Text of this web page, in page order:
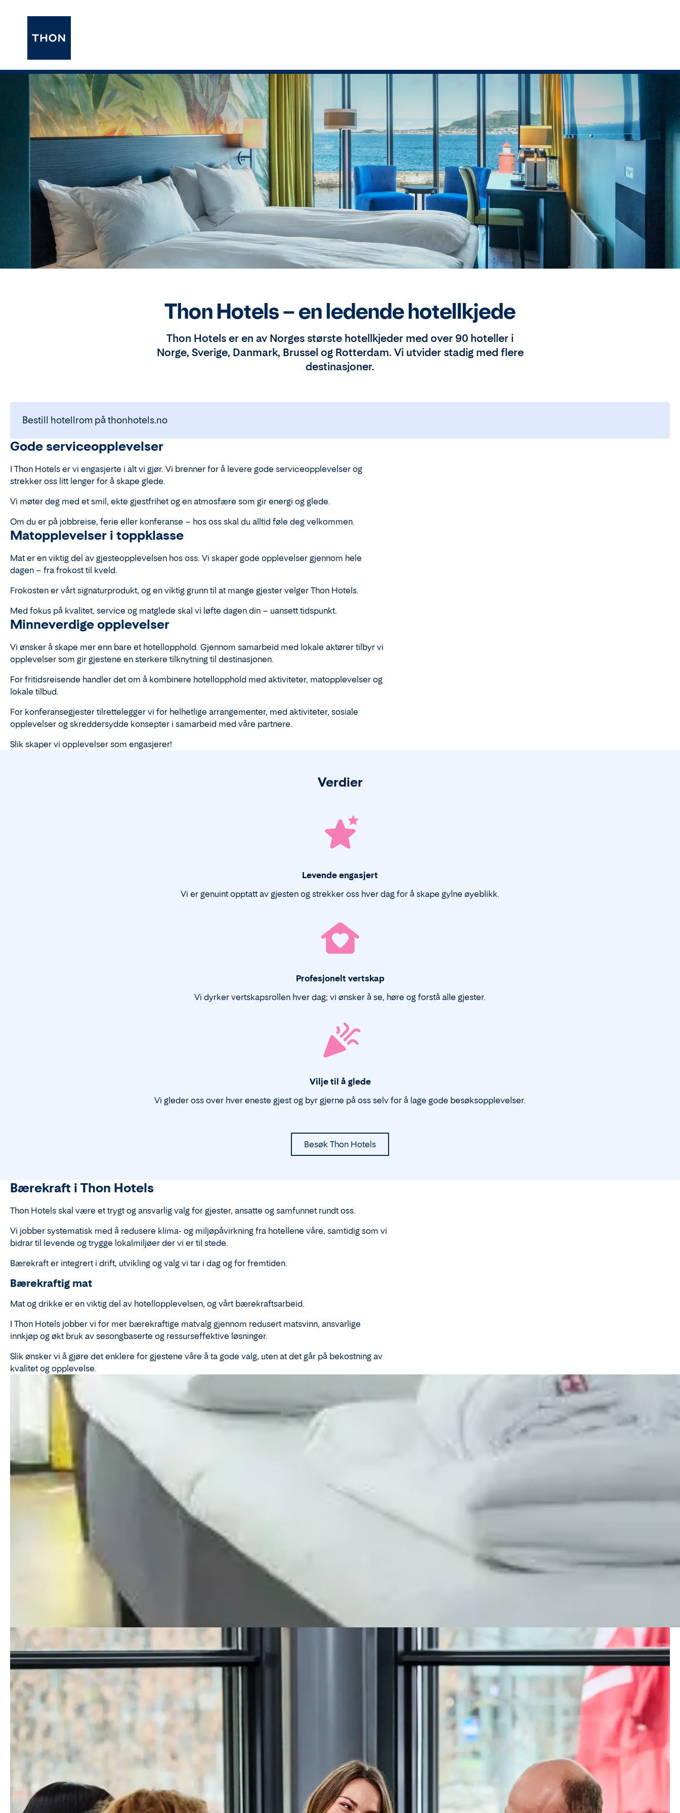
Thon Hotels – en ledende hotellkjede
Thon Hotels er en av Norges største hotellkjeder med over 90 hoteller i
Norge, Sverige, Danmark, Brussel og Rotterdam. Vi utvider stadig med flere
destinasjoner.
Bestill hotellrom på thonhotels.no
Gode serviceopplevelser
I Thon Hotels er vi engasjerte i alt vi gjør. Vi brenner for å levere gode serviceopplevelser og
strekker oss litt lenger for å skape glede.
Vi møter deg med et smil, ekte gjestfrihet og en atmosfære som gir energi og glede.
Om du er på jobbreise, ferie eller konferanse – hos oss skal du alltid føle deg velkommen.
Matopplevelser i toppklasse
Mat er en viktig del av gjesteopplevelsen hos oss. Vi skaper gode opplevelser gjennom hele
dagen – fra frokost til kveld.
Frokosten er vårt signaturprodukt, og en viktig grunn til at mange gjester velger Thon Hotels.
Med fokus på kvalitet, service og matglede skal vi løfte dagen din – uansett tidspunkt.
Minneverdige opplevelser
Vi ønsker å skape mer enn bare et hotellopphold. Gjennom samarbeid med lokale aktører tilbyr vi
opplevelser som gir gjestene en sterkere tilknytning til destinasjonen.
For fritidsreisende handler det om å kombinere hotellopphold med aktiviteter, matopplevelser og
lokale tilbud.
For konferansegjester tilrettelegger vi for helhetlige arrangementer, med aktiviteter, sosiale
opplevelser og skreddersydde konsepter i samarbeid med våre partnere.
Slik skaper vi opplevelser som engasjerer!
Verdier
Levende engasjert
Vi er genuint opptatt av gjesten og strekker oss hver dag for å skape gylne øyeblikk.
Profesjonelt vertskap
Vi dyrker vertskapsrollen hver dag; vi ønsker å se, høre og forstå alle gjester.
Vilje til å glede
Vi gleder oss over hver eneste gjest og byr gjerne på oss selv for å lage gode besøksopplevelser.
Besøk Thon Hotels
Bærekraft i Thon Hotels
Thon Hotels skal være et trygt og ansvarlig valg for gjester, ansatte og samfunnet rundt oss.
Vi jobber systematisk med å redusere klima- og miljøpåvirkning fra hotellene våre, samtidig som vi
bidrar til levende og trygge lokalmiljøer der vi er til stede.
Bærekraft er integrert i drift, utvikling og valg vi tar i dag og for fremtiden.
Bærekraftig mat
Mat og drikke er en viktig del av hotellopplevelsen, og vårt bærekraftsarbeid.
I Thon Hotels jobber vi for mer bærekraftige matvalg gjennom redusert matsvinn, ansvarlige
innkjøp og økt bruk av sesongbaserte og ressurseffektive løsninger.
Slik ønsker vi å gjøre det enklere for gjestene våre å ta gode valg, uten at det går på bekostning av
kvalitet og opplevelse.